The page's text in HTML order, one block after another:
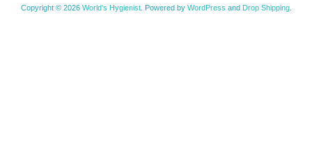
Copyright © 2026 World's Hygienist. Powered by WordPress and Drop Shipping.